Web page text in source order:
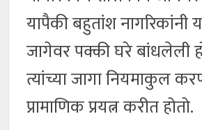
यापैकी बहुतांश नागरिकांनी
जागेवर पक्की घरे बांधलेली
त्यांच्या जागा नियमाकुल
प्रामाणिक प्रयत्न करीत होतो.